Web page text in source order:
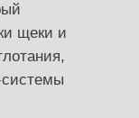
щеки и
системы